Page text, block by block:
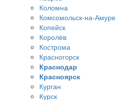
Коломна
Комсомольск-на-Амуре
Копейск
Королёв
Кострома
Красногорск
Краснодар
Красноярск
Курган
Курск